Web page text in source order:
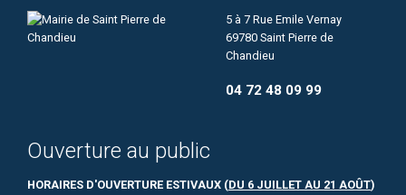
5 à 7 Rue Emile Vernay
69780 Saint Pierre de
Chandieu
04 72 48 09 99
Ouverture au public
HORAIRES D'OUVERTURE ESTIVAUX (DU 6 JUILLET AU 21 AOÛT)